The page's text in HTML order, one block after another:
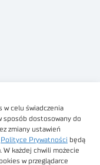
w celu świadczenia
sposób dostosowany do
zmiany ustawień
Polityce Prywatności będą
W każdej chwili możecie
w przeglądarce